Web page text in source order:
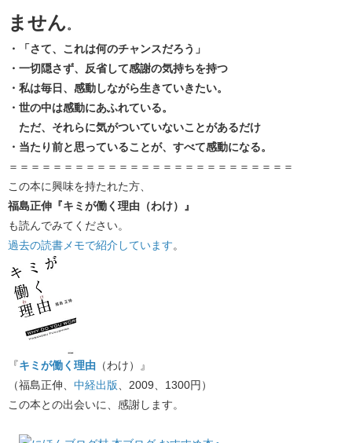
ません。
・「さて、これは何のチャンスだろう」
・一切隠さず、反省して感謝の気持ちを持つ
・私は毎日、感動しながら生きていきたい。
・世の中は感動にあふれている。
ただ、それらに気がついていないことがあるだけ
・当たり前と思っていることが、すべて感動になる。
＝＝＝＝＝＝＝＝＝＝＝＝＝＝＝＝＝＝＝＝＝＝＝＝＝＝
この本に興味を持たれた方、
福島正伸『キミが働く理由（わけ）』
も読んでみてください。
過去の読書メモで紹介しています。
『キミが働く理由 （わけ）』
（福島正伸、 中経出版 、2009、1300円）
この本との出会いに、感謝します。